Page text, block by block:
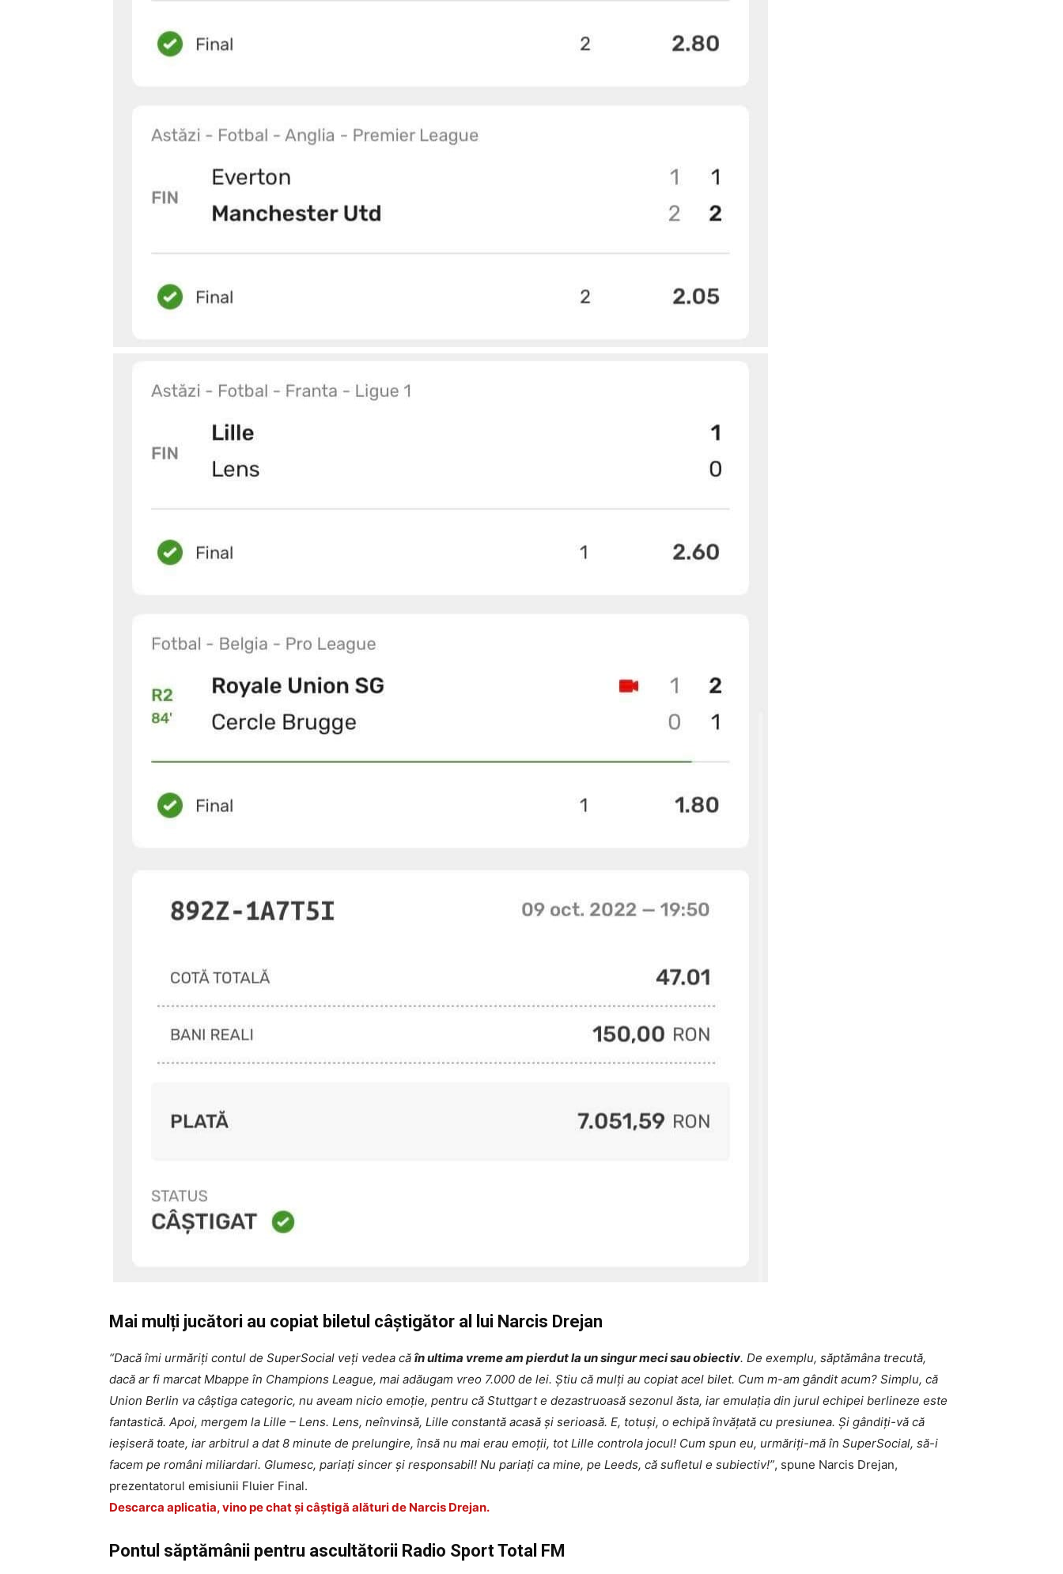
Mai mulți jucători au copiat biletul câștigător al lui Narcis Drejan
“Dacă îmi urmăriți contul de SuperSocial veți vedea că în ultima vreme am pierdut la un singur meci sau obiectiv. De exemplu, săptămâna trecută,
dacă ar fi marcat Mbappe în Champions League, mai adăugam vreo 7.000 de lei. Știu că mulți au copiat acel bilet. Cum m-am gândit acum? Simplu, că
Union Berlin va câștiga categoric, nu aveam nicio emoție, pentru că Stuttgart e dezastruoasă sezonul ăsta, iar emulația din jurul echipei berlineze este
fantastică. Apoi, mergem la Lille – Lens. Lens, neînvinsă, Lille constantă acasă și serioasă. E, totuși, o echipă învățată cu presiunea. Și gândiți-vă că
ieșiseră toate, iar arbitrul a dat 8 minute de prelungire, însă nu mai erau emoții, tot Lille controla jocul! Cum spun eu, urmăriți-mă în SuperSocial, să-i
facem pe români miliardari. Glumesc, pariați sincer și responsabil! Nu pariați ca mine, pe Leeds, că sufletul e subiectiv!”, spune Narcis Drejan,
prezentatorul emisiunii Fluier Final.
Descarca aplicatia, vino pe chat și câștigă alături de Narcis Drejan.
Pontul săptămânii pentru ascultătorii Radio Sport Total FM